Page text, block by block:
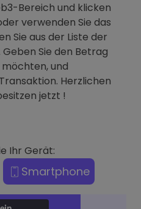
Bereich und klicken
verwenden Sie das
Sie aus der Liste der
Sie den Betrag
möchten, und
Herzlichen
jetzt !
Ihr Gerät:
Smartphone